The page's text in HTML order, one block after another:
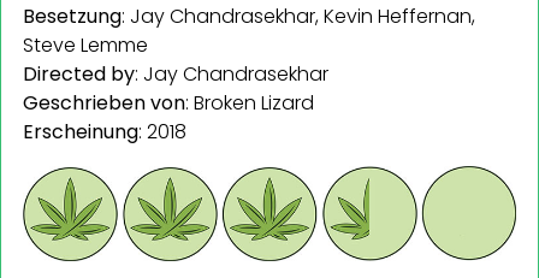
Besetzung: Jay Chandrasekhar, Kevin Heffernan,
Steve Lemme
Directed by: Jay Chandrasekhar
Geschrieben von: Broken Lizard
Erscheinung: 2018